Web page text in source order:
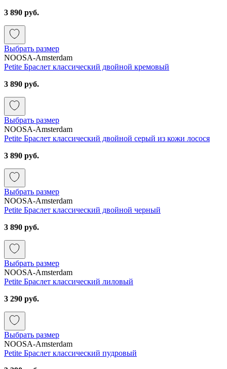
3 890 руб.
Выбрать размер
NOOSA-Amsterdam
Petite Браслет классический двойной кремовый
3 890 руб.
Выбрать размер
NOOSA-Amsterdam
Petite Браслет классический двойной серый из кожи лосося
3 890 руб.
Выбрать размер
NOOSA-Amsterdam
Petite Браслет классический двойной черный
3 890 руб.
Выбрать размер
NOOSA-Amsterdam
Petite Браслет классический лиловый
3 290 руб.
Выбрать размер
NOOSA-Amsterdam
Petite Браслет классический пудровый